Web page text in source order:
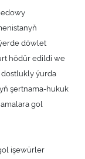
döwlet
hödür edildi we
ýurda
şertnama-hukuk
gol
işewürler